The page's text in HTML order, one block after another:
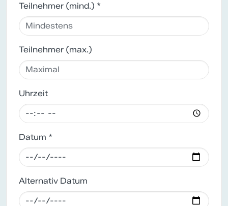
Teilnehmer (mind.) *
Teilnehmer (max.)
Uhrzeit
Datum *
Alternativ Datum